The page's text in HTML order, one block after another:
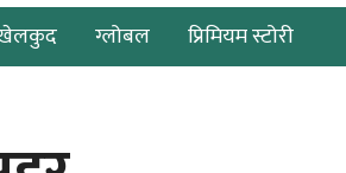
ग्लोबल प्रिमियम स्टोरी